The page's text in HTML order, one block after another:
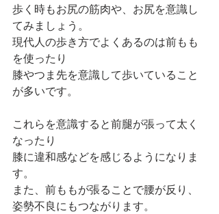
歩く時もお尻の筋肉や、お尻を意識し
てみましょう。
現代人の歩き方でよくあるのは前もも
を使ったり
膝やつま先を意識して歩いていること
が多いです。
これらを意識すると前腿が張って太く
なったり
膝に違和感などを感じるようになりま
す。
また、前ももが張ることで腰が反り、
姿勢不良にもつながります。